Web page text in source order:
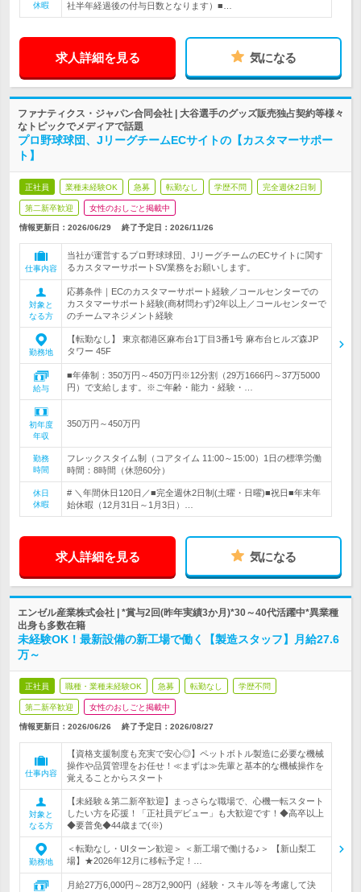
休暇
社半年経過後の付与日数となります）■…
求人詳細を見る 気になる
ファナティクス・ジャパン合同会社 | 大谷選手のグッズ販売独占契約等様々
なトピックでメディアで話題
プロ野球球団、JリーグチームECサイトの【カスタマーサポー
ト】
正社員 業種未経験OK 急募 転勤なし 学歴不問 完全週休2日制
第二新卒歓迎 女性のおしごと掲載中
情報更新日：2026/06/29 終了予定日： 2026/11/26
仕事内容
当社が運営するプロ野球球団、JリーグチームのECサイトに関す
るカスタマーサポートSV業務をお願いします。
対象と
なる方
応募条件｜ECのカスタマーサポート経験／コールセンターでの
カスタマーサポート経験(商材問わず)2年以上／コールセンターで
のチームマネジメント経験
勤務地
【転勤なし】 東京都港区麻布台1丁目3番1号 麻布台ヒルズ森JP
タワー 45F
給与
■年俸制：350万円～450万円※12分割（29万1666円～37万5000
円）で支給します。※ご年齢・能力・経験・…
初年度
年収
350万円～450万円
勤務
時間
フレックスタイム制（コアタイム 11:00～15:00）1日の標準労働
時間：8時間（休憩60分）
休日
休暇
# ＼年間休日120日／■完全週休2日制(土曜・日曜)■祝日■年末年
始休暇（12月31日～1月3日）…
求人詳細を見る 気になる
エンゼル産業株式会社 | *賞与2回(昨年実績3か月)*30～40代活躍中*異業種
出身も多数在籍
未経験OK！最新設備の新工場で働く【製造スタッフ】月給27.6
万～
正社員 職種・業種未経験OK 急募 転勤なし 学歴不問
第二新卒歓迎 女性のおしごと掲載中
情報更新日：2026/06/26 終了予定日： 2026/08/27
仕事内容
【資格支援制度も充実で安心◎】ペットボトル製造に必要な機械
操作や品質管理をお任せ！≪まずは≫先輩と基本的な機械操作を
覚えることからスタート
対象と
なる方
【未経験＆第二新卒歓迎】まっさらな職場で、心機一転スタート
したい方を応援！「正社員デビュー」も大歓迎です！◆高卒以上
◆要普免◆44歳まで(※)
勤務地
＜転勤なし・UIターン歓迎＞ ＜新工場で働ける♪＞ 【新山梨工
場】★2026年12月に移転予定！…
月給27万6,000円～28万2,900円（経験・スキル等を考慮して決